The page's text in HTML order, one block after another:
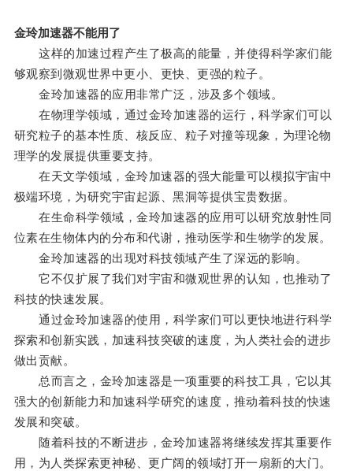
金玲加速器不能用了
这样的加速过程产生了极高的能量，并使得科学家们能
够观察到微观世界中更小、更快、更强的粒子。
金玲加速器的应用非常广泛，涉及多个领域。
在物理学领域，通过金玲加速器的运行，科学家们可以
研究粒子的基本性质、核反应、粒子对撞等现象，为理论物
理学的发展提供重要支持。
在天文学领域，金玲加速器的强大能量可以模拟宇宙中
极端环境，为研究宇宙起源、黑洞等提供宝贵数据。
在生命科学领域，金玲加速器的应用可以研究放射性同
位素在生物体内的分布和代谢，推动医学和生物学的发展。
金玲加速器的出现对科技领域产生了深远的影响。
它不仅扩展了我们对宇宙和微观世界的认知，也推动了
科技的快速发展。
通过金玲加速器的使用，科学家们可以更快地进行科学
探索和创新实践，加速科技突破的速度，为人类社会的进步
做出贡献。
总而言之，金玲加速器是一项重要的科技工具，它以其
强大的创新能力和加速科学研究的速度，推动着科技的快速
发展和突破。
随着科技的不断进步，金玲加速器将继续发挥其重要作
用，为人类探索更神秘、更广阔的领域打开一扇新的大门。